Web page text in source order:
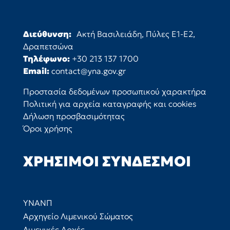
Διεύθυνση: Ακτή Βασιλειάδη, Πύλες Ε1-Ε2,
Δραπετσώνα
Τηλέφωνο: +30 213 137 1700
Email: contact@yna.gov.gr
Προστασία δεδομένων προσωπικού χαρακτήρα
Πολιτική για αρχεία καταγραφής και cookies
Δήλωση προσβασιμότητας
Όροι χρήσης
ΧΡΉΣΙΜΟΙ ΣΎΝΔΕΣΜΟΙ
ΥΝΑΝΠ
Αρχηγείο Λιμενικού Σώματος